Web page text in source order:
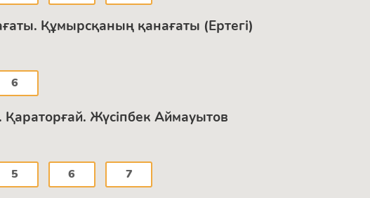
Құмырсқаның қанағаты (Ертегі)
6
Жүсіпбек Аймауытов
5 6 7